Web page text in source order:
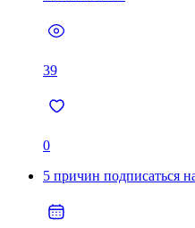
39
0
5 причин подписаться